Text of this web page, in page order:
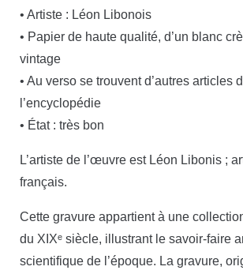
• Artiste : Léon Libonois
• Papier de haute qualité, d’un blanc
vintage
• Au verso se trouvent d’autres articles
l’encyclopédie
• État : très bon
L’artiste de l’œuvre est Léon Libonis ;
français.
Cette gravure appartient à une
du XIXᵉ siècle, illustrant le savoir-faire
scientifique de l’époque. La gravure,